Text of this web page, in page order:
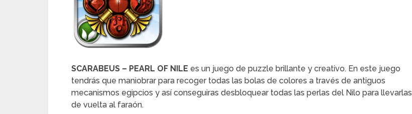
SCARABEUS – PEARL OF NILE es un juego de puzzle brillante y creativo. En este juego
tendrás que maniobrar para recoger todas las bolas de colores a través de antiguos
mecanismos egipcios y así conseguiras desbloquear todas las perlas del Nilo para llevarlas
de vuelta al faraón.